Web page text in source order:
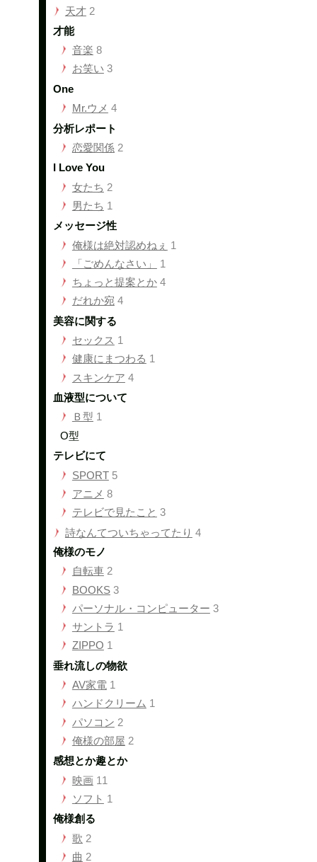
天才2
才能
音楽 8
お笑い 3
One
Mr.ウメ 4
分析レポート
恋愛関係2
I Love You
女たち 2
男たち 1
メッセージ性
俺様は絶対認めねぇ 1
「ごめんなさい」
1
ちょっと提案とか4
だれか宛 4
美容に関する
セックス 1
健康にまつわる 1
スキンケア 4
血液型について
Ｂ型 1
O型
テレビにて
SPORT5
アニメ 8
テレビで見たこと 3
詩なんてついちゃってたり 4
俺様のモノ
自転車2
BOOKS3
パーソナル・コンピューター 3
サントラ 1
ZIPPO 1
垂れ流しの物欲
AV家電 1
ハンドクリーム 1
パソコン 2
俺様の部屋 2
感想とか趣とか
映画11
ソフト 1
俺様創る
歌 2
曲 2